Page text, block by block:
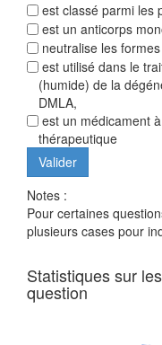
est classé parmi les
est un anticorps
neutralise les
est utilisé dans le
(humide) de la
DMLA,
est un médicament
thérapeutique
Notes :
Pour certaines
plusieurs cases pour
Statistiques sur
question